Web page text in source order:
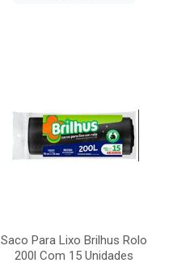
Saco Para Lixo Brilhus Rolo
200l Com 15 Unidades